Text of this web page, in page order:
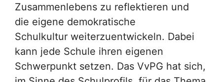
Zusammenlebens zu reflektieren und
die eigene demokratische
Schulkultur weiterzuentwickeln. Dabei
kann jede Schule ihren eigenen
Schwerpunkt setzen. Das VvPG hat sich,